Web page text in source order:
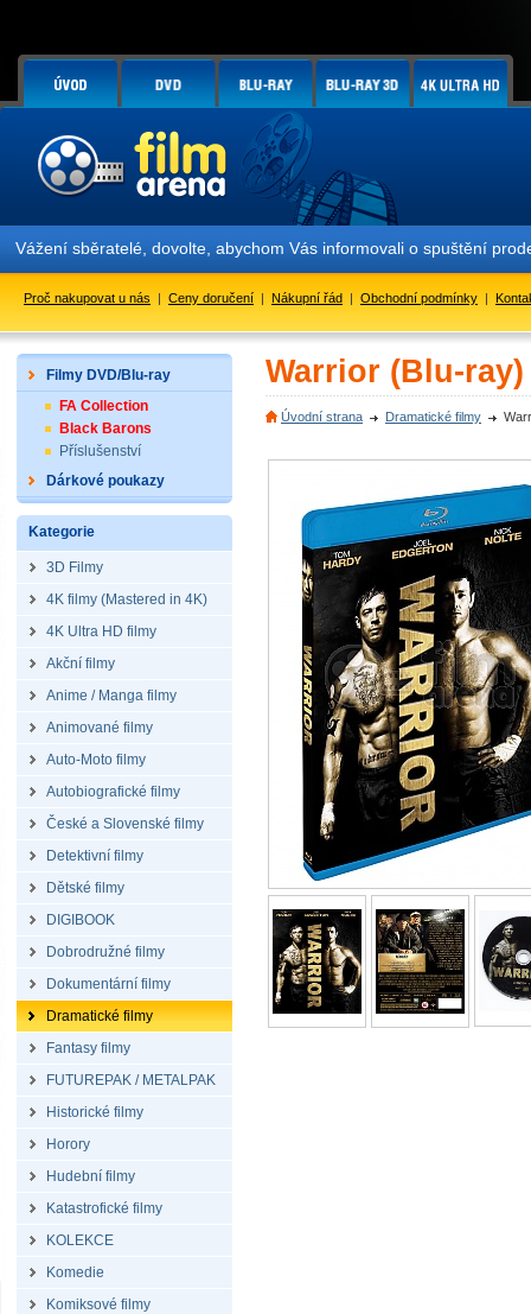
sběratelé, dovolte, abychom Vás informovali o spuštění prodeje
Proč nakupovat u nás | Ceny doručení | Nákupní řád | Obchodní podmínky |
Filmy DVD/Blu-ray
FA Collection
Black Barons
Příslušenství
Dárkové poukazy
Kategorie
3D Filmy
4K filmy (Mastered in 4K)
4K Ultra HD filmy
Akční filmy
Anime / Manga filmy
Animované filmy
Auto-Moto filmy
Autobiografické filmy
České a Slovenské filmy
Detektivní filmy
Dětské filmy
DIGIBOOK
Dobrodružné filmy
Dokumentární filmy
Dramatické filmy
Fantasy filmy
FUTUREPAK / METALPAK
Historické filmy
Horory
Hudební filmy
Katastrofické filmy
KOLEKCE
Komedie
Komiksové filmy
Warrior (Blu-ray)
Úvodní strana Dramatické filmy